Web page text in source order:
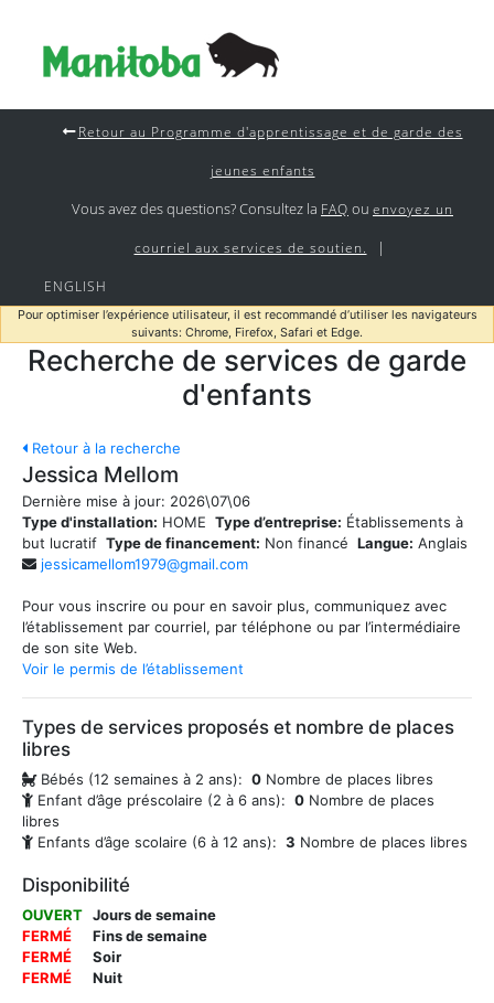
Retour au Programme d'apprentissage et de garde des
jeunes enfants
Vous avez des questions? Consultez la FAQ ou envoyez un
courriel aux services de soutien. |
ENGLISH
Pour optimiser l’expérience utilisateur, il est recommandé d’utiliser les navigateurs
suivants: Chrome, Firefox, Safari et Edge.
Recherche de services de garde
d'enfants
Retour à la recherche
Jessica Mellom
Dernière mise à jour: 2026\07\06
Type d'installation: HOME Type d’entreprise: Établissements à
but lucratif Type de financement: Non financé Langue: Anglais
jessicamellom1979@gmail.com
Pour vous inscrire ou pour en savoir plus, communiquez avec
l’établissement par courriel, par téléphone ou par l’intermédiaire
de son site Web.
Voir le permis de l’établissement
Types de services proposés et nombre de places
libres
Bébés (12 semaines à 2 ans): 0 Nombre de places libres
Enfant d’âge préscolaire (2 à 6 ans): 0 Nombre de places
libres
Enfants d’âge scolaire (6 à 12 ans): 3 Nombre de places libres
Disponibilité
OUVERT Jours de semaine
FERMÉ
Fins de semaine
FERMÉ
Soir
FERMÉ
Nuit